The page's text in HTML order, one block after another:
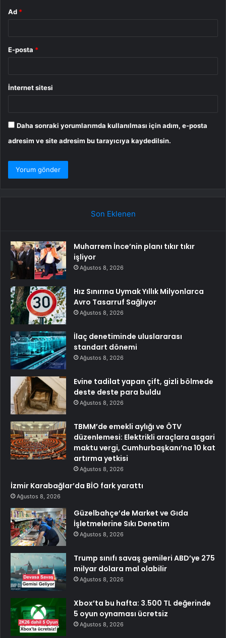
Ad *
E-posta *
İnternet sitesi
Daha sonraki yorumlarımda kullanılması için adım, e-posta
adresim ve site adresim bu tarayıcıya kaydedilsin.
Son Eklenen
Muharrem İnce’nin planı tıkır tıkır
işliyor
Ağustos 8, 2026
Hız Sınırına Uymak Yıllık Milyonlarca
Avro Tasarruf Sağlıyor
Ağustos 8, 2026
İlaç denetiminde uluslararası
standart dönemi
Ağustos 8, 2026
Evine tadilat yapan çift, gizli bölmede
deste deste para buldu
Ağustos 8, 2026
TBMM’de emekli aylığı ve ÖTV
düzenlemesi: Elektrikli araçlara asgari
maktu vergi, Cumhurbaşkanı’na 10 kat
artırma yetkisi
Ağustos 8, 2026
İzmir Karabağlar’da BİO fark yarattı
Ağustos 8, 2026
Güzelbahçe’de Market ve Gıda
İşletmelerine Sıkı Denetim
Ağustos 8, 2026
Trump sınıfı savaş gemileri ABD’ye 275
milyar dolara mal olabilir
Ağustos 8, 2026
Xbox’ta bu hafta: 3.500 TL değerinde
5 oyun oynaması ücretsiz
Ağustos 8, 2026